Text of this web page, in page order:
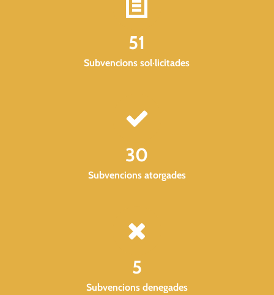
51
Subvencions sol·licitades
30
Subvencions atorgades
5
Subvencions denegades